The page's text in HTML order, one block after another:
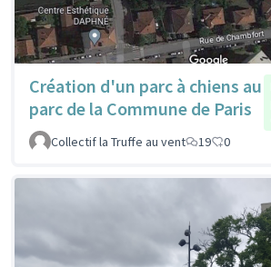
Création d'un parc à chiens au
parc de la Commune de Paris
Collectif la Truffe au vent
19 0